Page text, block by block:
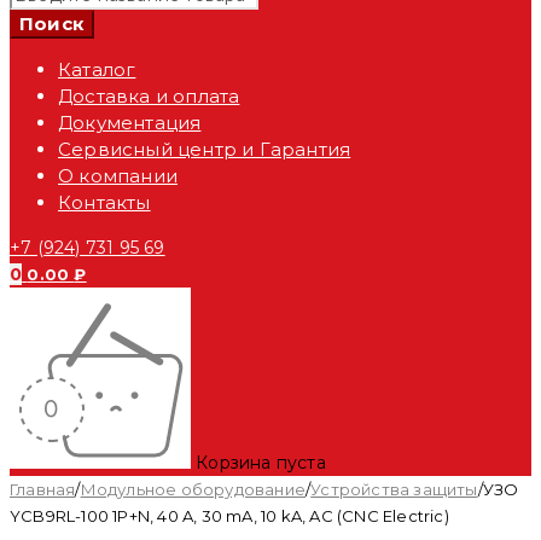
Каталог
Доставка и оплата
Документация
Сервисный центр и Гарантия
О компании
Контакты
+7 (924) 731 95 69
0 0.00₽
Корзина пуста
Главная/Модульное оборудование/Устройства защиты/УЗО
YCB9RL-100 1P+N, 40 A, 30 mA, 10 kA, AC (CNC Electric)